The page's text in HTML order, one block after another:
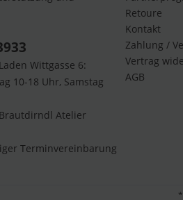
Wittgasse 6:
10-18 Uhr, Samstag
Atelier
Terminvereinbarung
Retoure
Kontakt
Zahlung /
Vertrag
AGB